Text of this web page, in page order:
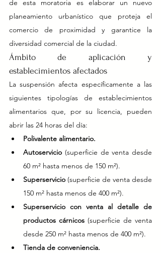
de esta moratoria es elaborar un nuevo
planeamiento urbanístico que proteja el
comercio de proximidad y garantice la
diversidad comercial de la ciudad.
Ámbito de aplicación y
establecimientos afectados
La suspensión afecta específicamente a las
siguientes tipologías de establecimientos
alimentarios que, por su licencia, pueden
abrir las 24 horas del día:
Polivalente alimentario.
Autoservicio (superficie de venta desde
60 m² hasta menos de 150 m²).
Superservicio (superficie de venta desde
150 m² hasta menos de 400 m²).
Superservicio con venta al detalle de
productos cárnicos (superficie de venta
desde 250 m² hasta menos de 400 m²).
Tienda de conveniencia.